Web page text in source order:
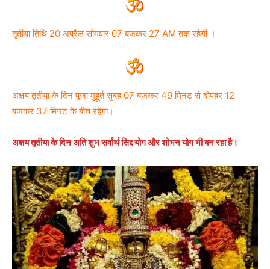
तृतीया तिथि 20 अप्रैल सोमवार 07 बजकर 27 AM तक रहेगी ।
अक्षय तृतीया के दिन पूजा मुहूर्त सुबह 07 बजकर 49 मिनट से दोपहर 12
बजकर 37 मिनट के बीच रहेगा।
अक्षय तृतीया के दिन अति शुभ सर्वार्थ सिद्द योग और शोभन योग भी बन रहा है।